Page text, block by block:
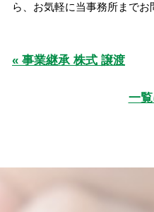
ら、お気軽に当事務所までお
« 事業継承 株式 譲渡
一